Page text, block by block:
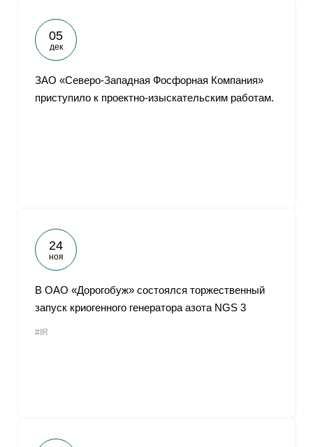
05
дек
ЗАО «Северо-Западная Фосфорная Компания»
приступило к проектно-изыскательским работам.
24
ноя
В ОАО «Дорогобуж» состоялся торжественный
запуск криогенного генератора азота NGS 3
#IR